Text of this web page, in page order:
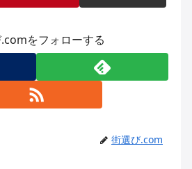
をフォローする
街選び.com